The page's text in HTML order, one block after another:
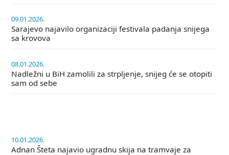
09.01.2026.
Sarajevo najavilo organizaciji festivala padanja snijega
sa krovova
08.01.2026.
Nadležni u BiH zamolili za strpljenje, snijeg će se otopiti
sam od sebe
10.01.2026.
Adnan Šteta najavio ugradnu skija na tramvaje za